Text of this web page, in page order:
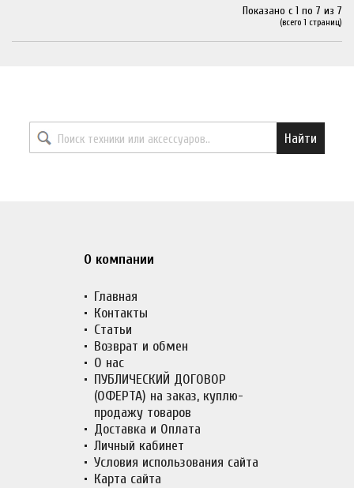
Показано с 1 по 7 из 7
(всего 1 страниц)
Найти
О компании
Главная
Контакты
Статьи
Возврат и обмен
О нас
ПУБЛИЧЕСКИЙ ДОГОВОР
(ОФЕРТА) на заказ, куплю-
продажу товаров
Доставка и Оплата
Личный кабинет
Условия использования сайта
Карта сайта